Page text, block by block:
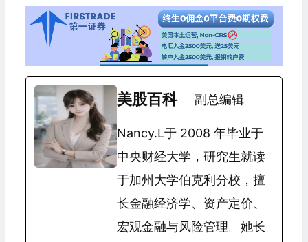
美股百科 副总编辑
Nancy.L于 2008 年毕业于
中央财经大学，研究生就读
于加州大学伯克利分校，擅
长金融经济学、资产定价、
宏观金融与风险管理。她长